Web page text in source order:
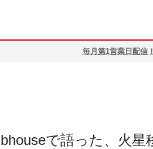
毎月第1営業日配信
で語った、火